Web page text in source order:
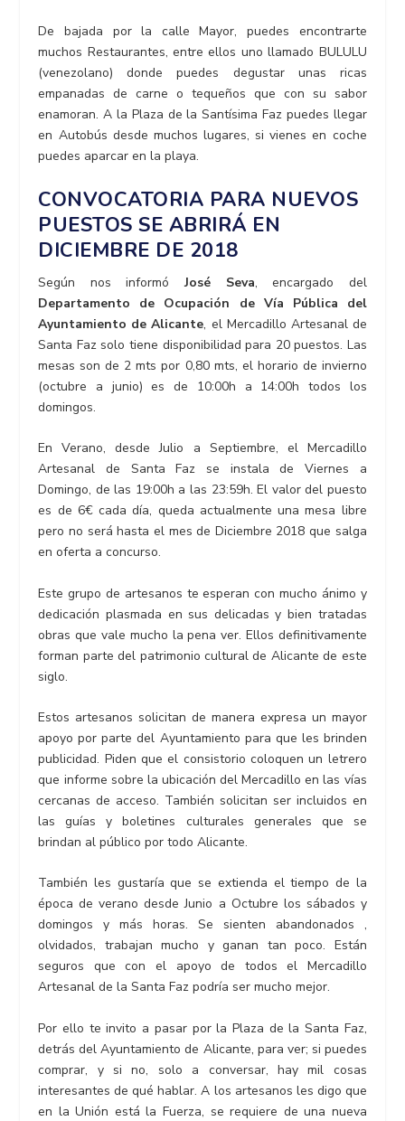
De bajada por la calle Mayor, puedes encontrarte
muchos Restaurantes, entre ellos uno llamado BULULU
(venezolano) donde puedes degustar unas ricas
empanadas de carne o tequeños que con su sabor
enamoran. A la Plaza de la Santísima Faz puedes llegar
en Autobús desde muchos lugares, si vienes en coche
puedes aparcar en la playa.
CONVOCATORIA PARA NUEVOS
PUESTOS SE ABRIRÁ EN
DICIEMBRE DE 2018
Según nos informó José Seva, encargado del
Departamento de Ocupación de Vía Pública del
Ayuntamiento de Alicante, el Mercadillo Artesanal de
Santa Faz solo tiene disponibilidad para 20 puestos. Las
mesas son de 2 mts por 0,80 mts, el horario de invierno
(octubre a junio) es de 10:00h a 14:00h todos los
domingos.
En Verano, desde Julio a Septiembre, el Mercadillo
Artesanal de Santa Faz se instala de Viernes a
Domingo, de las 19:00h a las 23:59h. El valor del puesto
es de 6€ cada día, queda actualmente una mesa libre
pero no será hasta el mes de Diciembre 2018 que salga
en oferta a concurso.
Este grupo de artesanos te esperan con mucho ánimo y
dedicación plasmada en sus delicadas y bien tratadas
obras que vale mucho la pena ver. Ellos definitivamente
forman parte del patrimonio cultural de Alicante de este
siglo.
Estos artesanos solicitan de manera expresa un mayor
apoyo por parte del Ayuntamiento para que les brinden
publicidad. Piden que el consistorio coloquen un letrero
que informe sobre la ubicación del Mercadillo en las vías
cercanas de acceso. También solicitan ser incluidos en
las guías y boletines culturales generales que se
brindan al público por todo Alicante.
También les gustaría que se extienda el tiempo de la
época de verano desde Junio a Octubre los sábados y
domingos y más horas. Se sienten abandonados ,
olvidados, trabajan mucho y ganan tan poco. Están
seguros que con el apoyo de todos el Mercadillo
Artesanal de la Santa Faz podría ser mucho mejor.
Por ello te invito a pasar por la Plaza de la Santa Faz,
detrás del Ayuntamiento de Alicante, para ver; si puedes
comprar, y si no, solo a conversar, hay mil cosas
interesantes de qué hablar. A los artesanos les digo que
en la Unión está la Fuerza, se requiere de una nueva